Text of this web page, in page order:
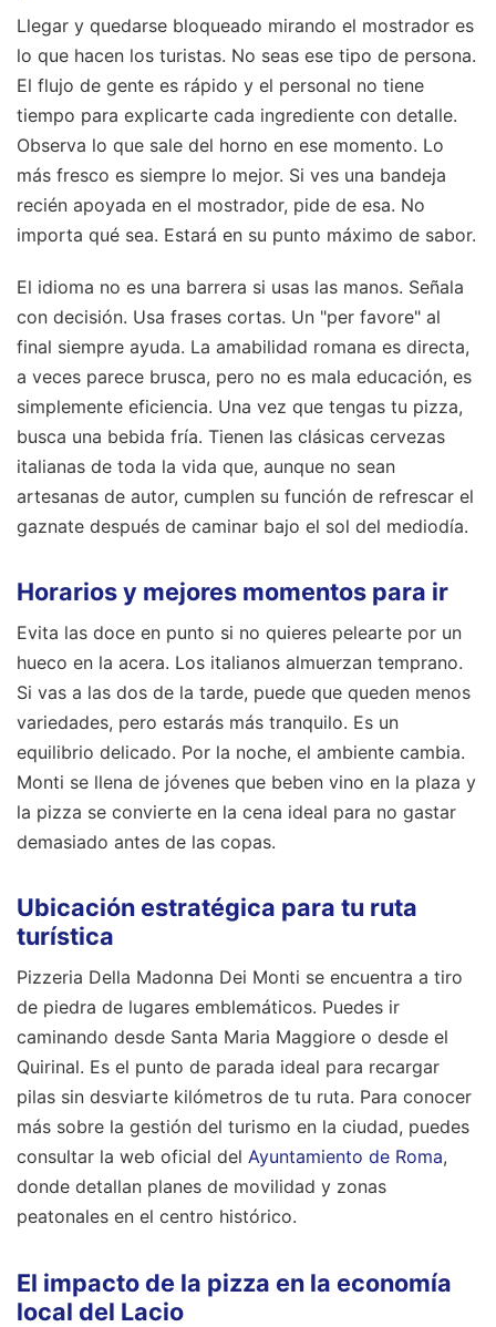
Llegar y quedarse bloqueado mirando el mostrador es
lo que hacen los turistas. No seas ese tipo de persona.
El flujo de gente es rápido y el personal no tiene
tiempo para explicarte cada ingrediente con detalle.
Observa lo que sale del horno en ese momento. Lo
más fresco es siempre lo mejor. Si ves una bandeja
recién apoyada en el mostrador, pide de esa. No
importa qué sea. Estará en su punto máximo de sabor.
El idioma no es una barrera si usas las manos. Señala
con decisión. Usa frases cortas. Un "per favore" al
final siempre ayuda. La amabilidad romana es directa,
a veces parece brusca, pero no es mala educación, es
simplemente eficiencia. Una vez que tengas tu pizza,
busca una bebida fría. Tienen las clásicas cervezas
italianas de toda la vida que, aunque no sean
artesanas de autor, cumplen su función de refrescar el
gaznate después de caminar bajo el sol del mediodía.
Horarios y mejores momentos para ir
Evita las doce en punto si no quieres pelearte por un
hueco en la acera. Los italianos almuerzan temprano.
Si vas a las dos de la tarde, puede que queden menos
variedades, pero estarás más tranquilo. Es un
equilibrio delicado. Por la noche, el ambiente cambia.
Monti se llena de jóvenes que beben vino en la plaza y
la pizza se convierte en la cena ideal para no gastar
demasiado antes de las copas.
Ubicación estratégica para tu ruta
turística
Pizzeria Della Madonna Dei Monti se encuentra a tiro
de piedra de lugares emblemáticos. Puedes ir
caminando desde Santa Maria Maggiore o desde el
Quirinal. Es el punto de parada ideal para recargar
pilas sin desviarte kilómetros de tu ruta. Para conocer
más sobre la gestión del turismo en la ciudad, puedes
consultar la web oficial del Ayuntamiento de Roma,
donde detallan planes de movilidad y zonas
peatonales en el centro histórico.
El impacto de la pizza en la economía
local del Lacio